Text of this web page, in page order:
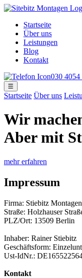
Startseite
Über uns
Leistungen
Blog
Kontakt
030 4054
☰
Startseite Über uns
Wir
Aber mit
mehr erfahren
Impressum
Firma: Stiebitz Montagen
Straße: Holzhauser
PLZ/Ort: 13509 Berlin
Inhaber: Rainer Stiebitz
Geschäftsform:
Ust-IdNr.:
Kontakt